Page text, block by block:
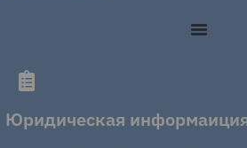
Юридическая